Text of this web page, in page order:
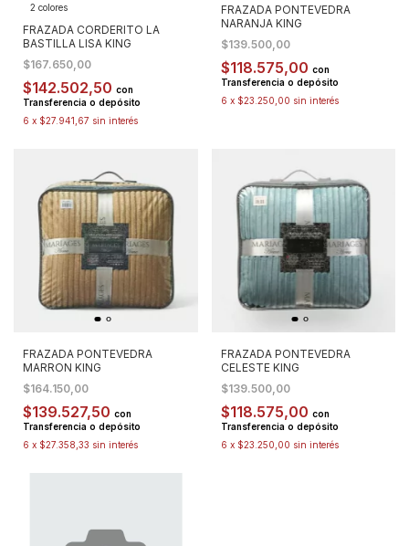
2 colores
FRAZADA CORDERITO LA
BASTILLA LISA KING
$167.650,00
$142.502,50 con
Transferencia o depósito
6 x $27.941,67 sin interés
FRAZADA PONTEVEDRA
NARANJA KING
$139.500,00
$118.575,00 con
Transferencia o depósito
6 x $23.250,00 sin interés
FRAZADA PONTEVEDRA
MARRON KING
$164.150,00
$139.527,50 con
Transferencia o depósito
6 x $27.358,33 sin interés
FRAZADA PONTEVEDRA
CELESTE KING
$139.500,00
$118.575,00 con
Transferencia o depósito
6 x $23.250,00 sin interés